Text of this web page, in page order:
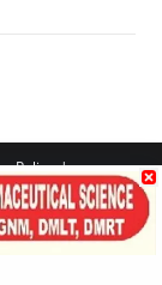
Policy